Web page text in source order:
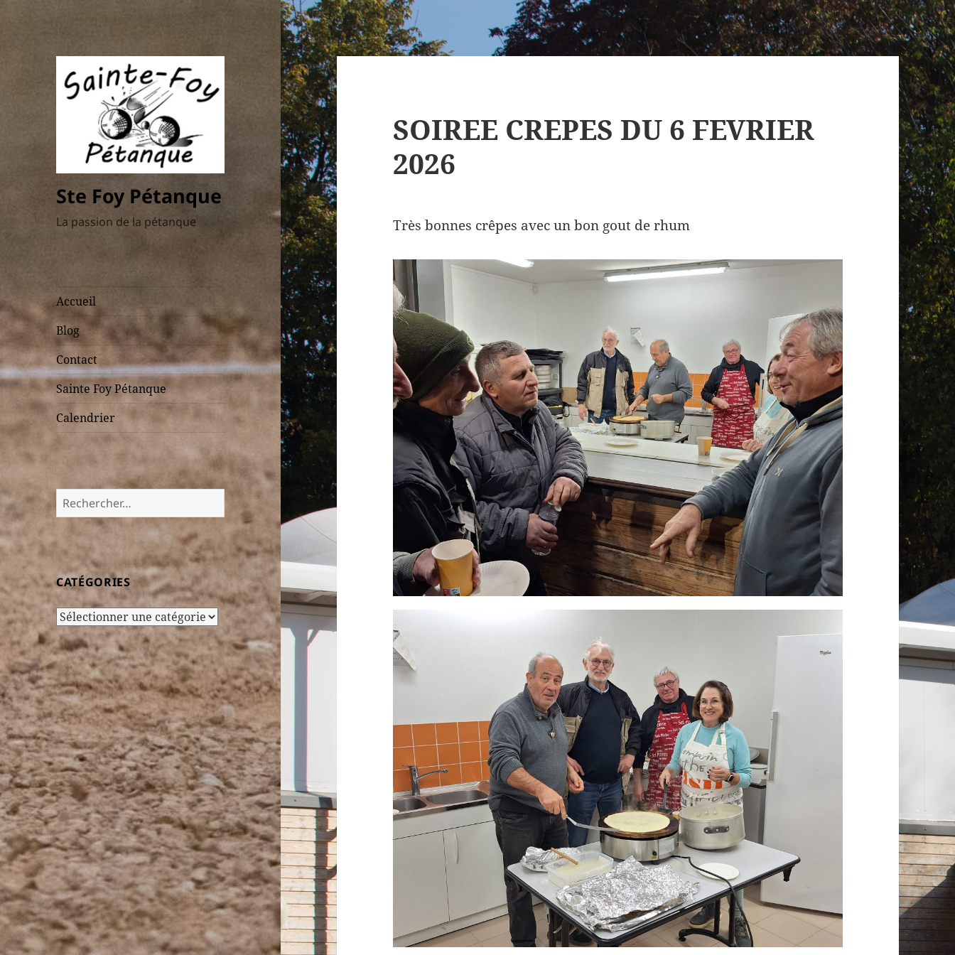
Ste Foy Pétanque
La passion de la pétanque
Accueil
Blog
Contact
Sainte Foy Pétanque
Calendrier
Rechercher :
CATÉGORIES
Catégories
SOIREE CREPES DU 6 FEVRIER
2026
Très bonnes crêpes avec un bon gout de rhum